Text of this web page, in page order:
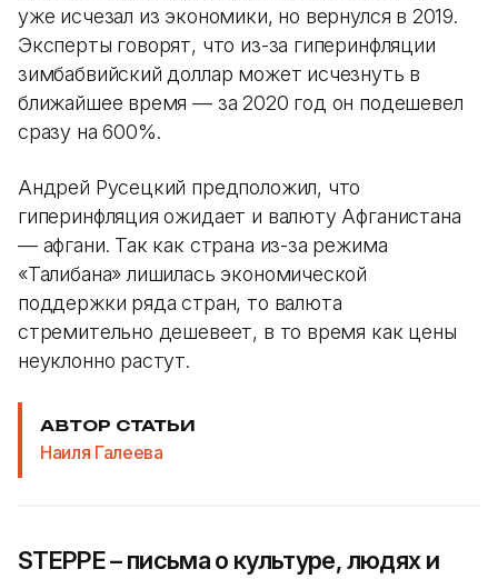
уже исчезал из экономики, но вернулся в 2019.
Эксперты говорят, что из-за гиперинфляции
зимбабвийский доллар может исчезнуть в
ближайшее время — за 2020 год он подешевел
сразу на 600%.
Андрей Русецкий предположил, что
гиперинфляция ожидает и валюту Афганистана
— афгани. Так как страна из-за режима
«Талибана» лишилась экономической
поддержки ряда стран, то валюта
стремительно дешевеет, в то время как цены
неуклонно растут.
АВТОР СТАТЬИ
Наиля Галеева
STEPPE – письма о культуре, людях и